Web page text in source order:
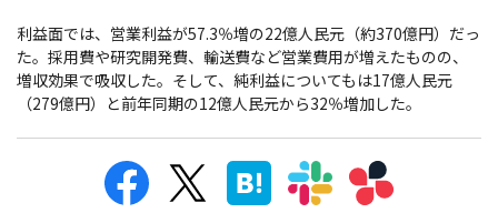
利益面では、営業利益が57.3％増の22億人民元（約370億円）だっ
た。採用費や研究開発費、輸送費など営業費用が増えたものの、
増収効果で吸収した。そして、純利益についてもは17億人民元
（279億円）と前年同期の12億人民元から32％増加した。